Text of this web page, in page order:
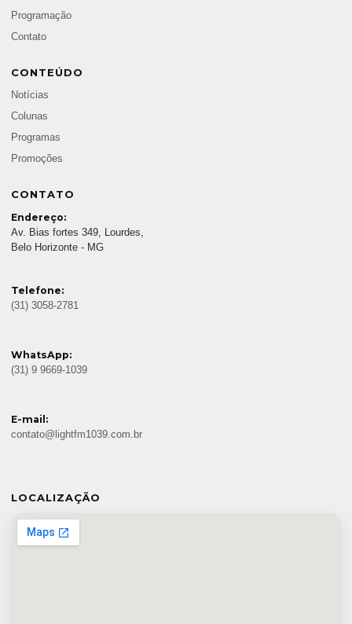
Programação
Contato
CONTEÚDO
Notícias
Colunas
Programas
Promoções
CONTATO
Endereço:
Av. Bias fortes 349, Lourdes,
Belo Horizonte - MG
Telefone:
(31) 3058-2781
WhatsApp:
(31) 9 9669-1039
E-mail:
contato@lightfm1039.com.br
LOCALIZAÇÃO